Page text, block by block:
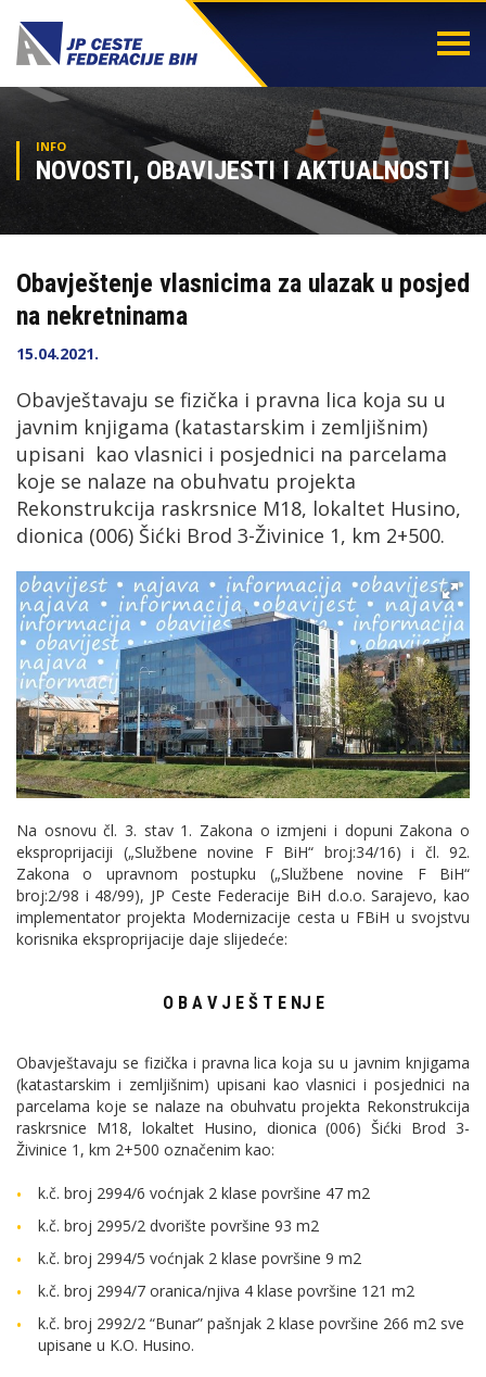
INFO
NOVOSTI, OBAVIJESTI I AKTUALNOSTI
Obavještenje vlasnicima za ulazak u posjed
na nekretninama
15.04.2021.
Obavještavaju se fizička i pravna lica koja su u
javnim knjigama (katastarskim i zemljišnim)
upisani kao vlasnici i posjednici na parcelama
koje se nalaze na obuhvatu projekta
Rekonstrukcija raskrsnice M18, lokaltet Husino,
dionica (006) Šićki Brod 3-Živinice 1, km 2+500.
Na osnovu čl. 3. stav 1. Zakona o izmjeni i dopuni Zakona o
eksproprijaciji („Službene novine F BiH“ broj:34/16) i čl. 92.
Zakona o upravnom postupku („Službene novine F BiH“
broj:2/98 i 48/99), JP Ceste Federacije BiH d.o.o. Sarajevo, kao
implementator projekta Modernizacije cesta u FBiH u svojstvu
korisnika eksproprijacije daje slijedeće:
O B A V J E Š T E NJ E
Obavještavaju se fizička i pravna lica koja su u javnim knjigama
(katastarskim i zemljišnim) upisani kao vlasnici i posjednici na
parcelama koje se nalaze na obuhvatu projekta Rekonstrukcija
raskrsnice M18, lokaltet Husino, dionica (006) Šićki Brod 3-
Živinice 1, km 2+500 označenim kao:
k.č. broj 2994/6 voćnjak 2 klase površine 47 m2
k.č. broj 2995/2 dvorište površine 93 m2
k.č. broj 2994/5 voćnjak 2 klase površine 9 m2
k.č. broj 2994/7 oranica/njiva 4 klase površine 121 m2
k.č. broj 2992/2 “Bunar” pašnjak 2 klase površine 266 m2 sve
upisane u K.O. Husino.